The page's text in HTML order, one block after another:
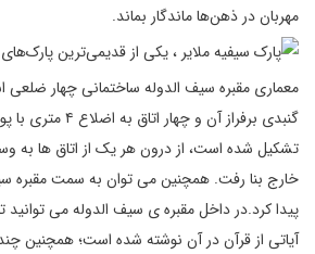
مهربان در ذهن‌ها ماندگار بماند.
معماری مقبره سیف الدوله ساختمانی چهار
گنبدی برفراز آن و
تشکیل شده است، از درون هر یک از اتاق ها به
خارج بنا رفت. همچنین می توان به سمت مقبره
پیدا کرد.در داخل مقبره ی سیف الدوله می توانید
آیاتی از قرآن در آن نوشته شده است؛ همچنین